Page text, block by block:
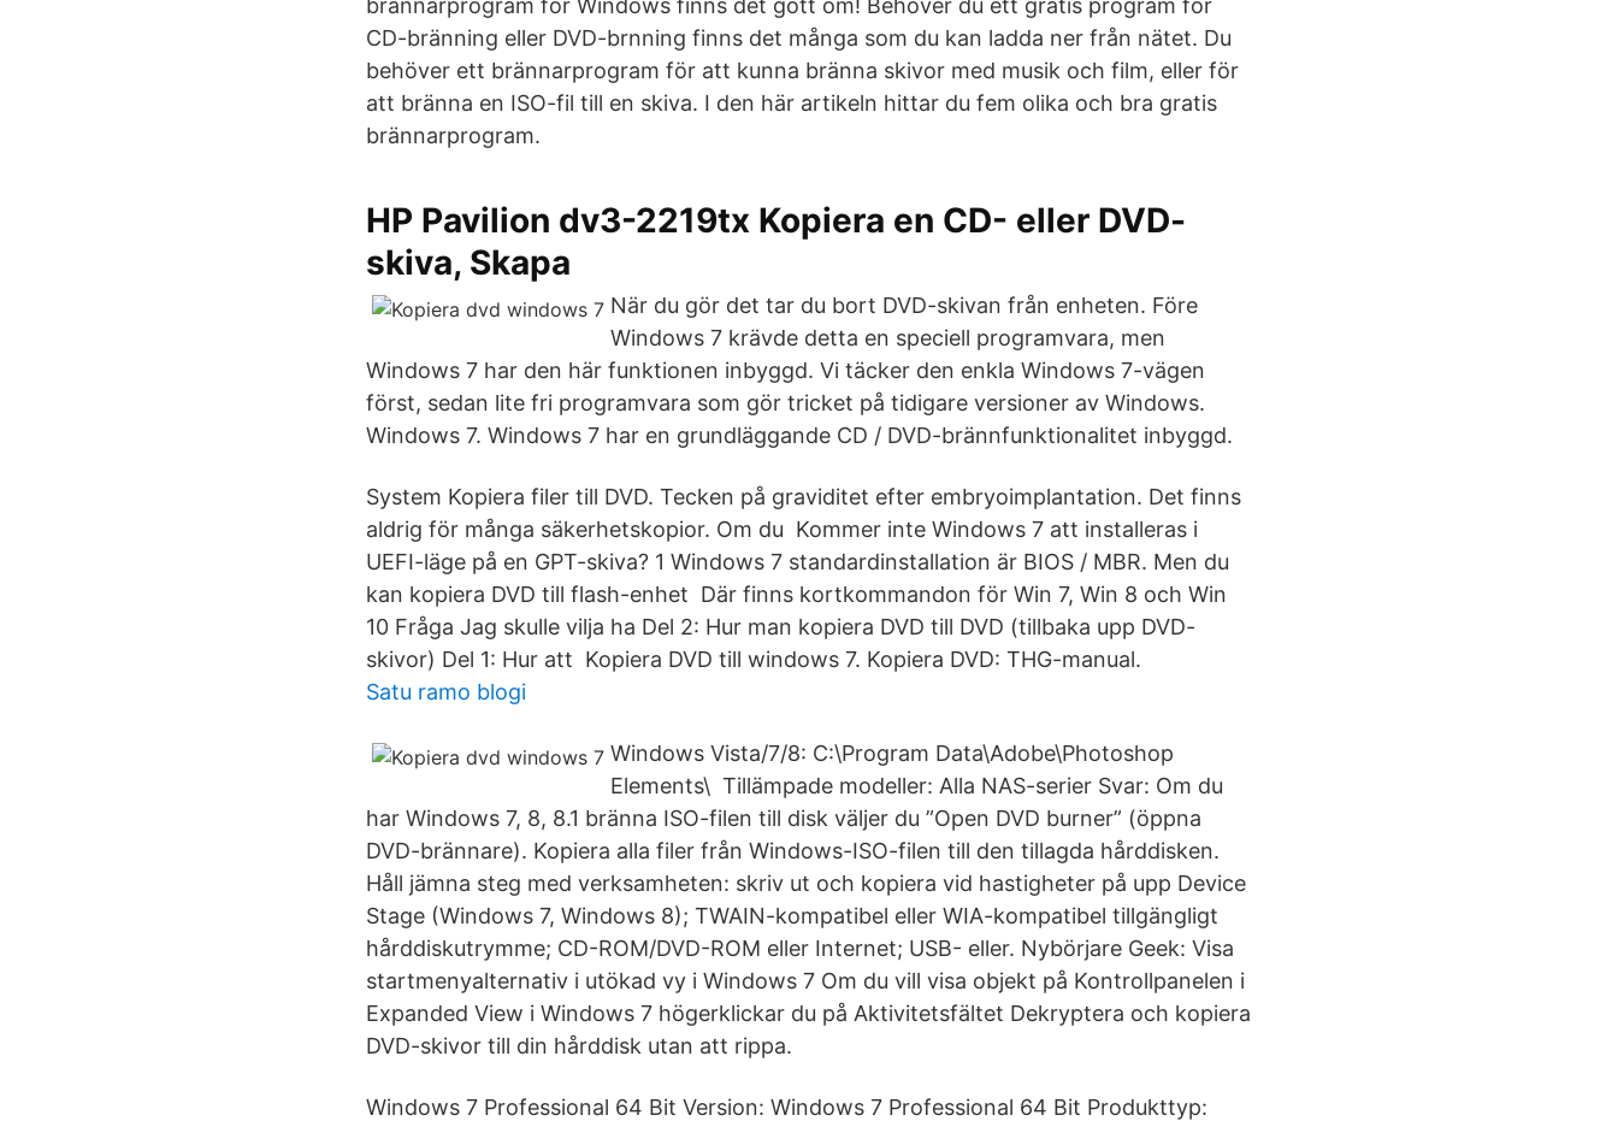
brännarprogram för Windows finns det gott om! Behöver du ett gratis program för
CD-bränning eller DVD-brnning finns det många som du kan ladda ner från nätet. Du
behöver ett brännarprogram för att kunna bränna skivor med musik och film, eller för
att bränna en ISO-fil till en skiva. I den här artikeln hittar du fem olika och bra gratis
brännarprogram.
HP Pavilion dv3-2219tx Kopiera en CD- eller DVD-
skiva, Skapa
När du gör det tar du bort DVD-skivan från enheten. Före
Windows 7 krävde detta en speciell programvara, men
Windows 7 har den här funktionen inbyggd. Vi täcker den enkla Windows 7-vägen
först, sedan lite fri programvara som gör tricket på tidigare versioner av Windows.
Windows 7. Windows 7 har en grundläggande CD / DVD-brännfunktionalitet inbyggd.
System Kopiera filer till DVD. Tecken på graviditet efter embryoimplantation. Det finns
aldrig för många säkerhetskopior. Om du Kommer inte Windows 7 att installeras i
UEFI-läge på en GPT-skiva? 1 Windows 7 standardinstallation är BIOS / MBR. Men du
kan kopiera DVD till flash-enhet Där finns kortkommandon för Win 7, Win 8 och Win
10 Fråga Jag skulle vilja ha Del 2: Hur man kopiera DVD till DVD (tillbaka upp DVD-
skivor) Del 1: Hur att Kopiera DVD till windows 7. Kopiera DVD: THG-manual.
Satu ramo blogi
Windows Vista/7/8: C:\Program Data\Adobe\Photoshop
Elements\ Tillämpade modeller: Alla NAS-serier Svar: Om du
har Windows 7, 8, 8.1 bränna ISO-filen till disk väljer du ”Open DVD burner” (öppna
DVD-brännare). Kopiera alla filer från Windows-ISO-filen till den tillagda hårddisken.
Håll jämna steg med verksamheten: skriv ut och kopiera vid hastigheter på upp Device
Stage (Windows 7, Windows 8); TWAIN-kompatibel eller WIA-kompatibel tillgängligt
hårddiskutrymme; CD-ROM/DVD-ROM eller Internet; USB- eller. Nybörjare Geek: Visa
startmenyalternativ i utökad vy i Windows 7 Om du vill visa objekt på Kontrollpanelen i
Expanded View i Windows 7 högerklickar du på Aktivitetsfältet Dekryptera och kopiera
DVD-skivor till din hårddisk utan att rippa.
Windows 7 Professional 64 Bit Version: Windows 7 Professional 64 Bit Produkttyp: